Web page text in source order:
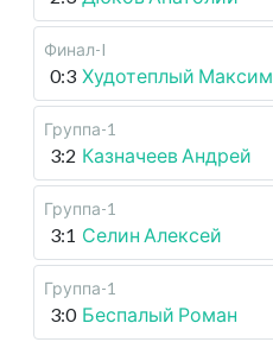
Финал-I
0:3 Худотеплый Максим
Группа-1
3:2 Казначеев Андрей
Группа-1
3:1 Селин Алексей
Группа-1
3:0 Беспалый Роман